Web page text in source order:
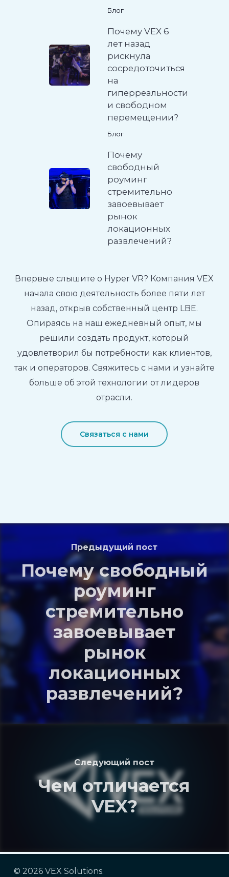
Блог
Почему VEX 6
лет назад
рискнула
сосредоточиться
на
гиперреальности
и свободном
перемещении?
Блог
Почему
свободный
роуминг
стремительно
завоевывает
рынок
локационных
развлечений?
Впервые слышите о Hyper VR? Компания VEX
начала свою деятельность более пяти лет
назад, открыв собственный центр LBE.
Опираясь на наш ежедневный опыт, мы
решили создать продукт, который
удовлетворил бы потребности как клиентов,
так и операторов. Свяжитесь с нами и узнайте
больше об этой технологии от лидеров
отрасли.
Связаться с нами
Предыдущий пост
Почему свободный
роуминг
стремительно
завоевывает
рынок
локационных
развлечений?
Следующий пост
Чем отличается
VEX?
© 2026 VEX Solutions.